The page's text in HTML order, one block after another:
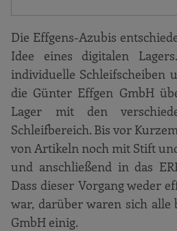
Die Effgens-Azubis
Idee eines digitalen
individuelle Schleifscheiben
die Günter Effgen GmbH
Lager mit den
Schleifbereich. Bis vor
von Artikeln noch mit Stift
und anschließend in das
Dass dieser Vorgang weder
war, darüber waren sich alle
GmbH einig.